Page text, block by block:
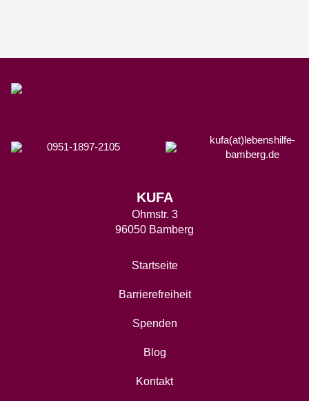
0951-1897-2105
kufa(at)lebenshilfe-
bamberg.de
KUFA
Ohmstr. 3
96050 Bamberg
Startseite
Barrierefreiheit
Spenden
Blog
Kontakt